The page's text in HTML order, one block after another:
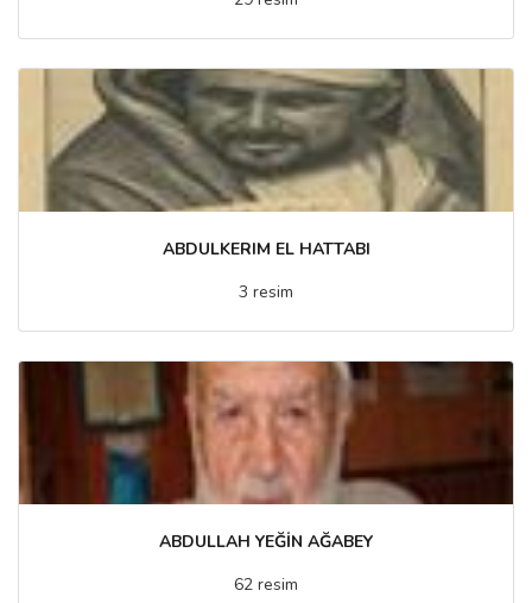
ABDULKERIM EL HATTABI
3 resim
ABDULLAH YEĞİN AĞABEY
62 resim